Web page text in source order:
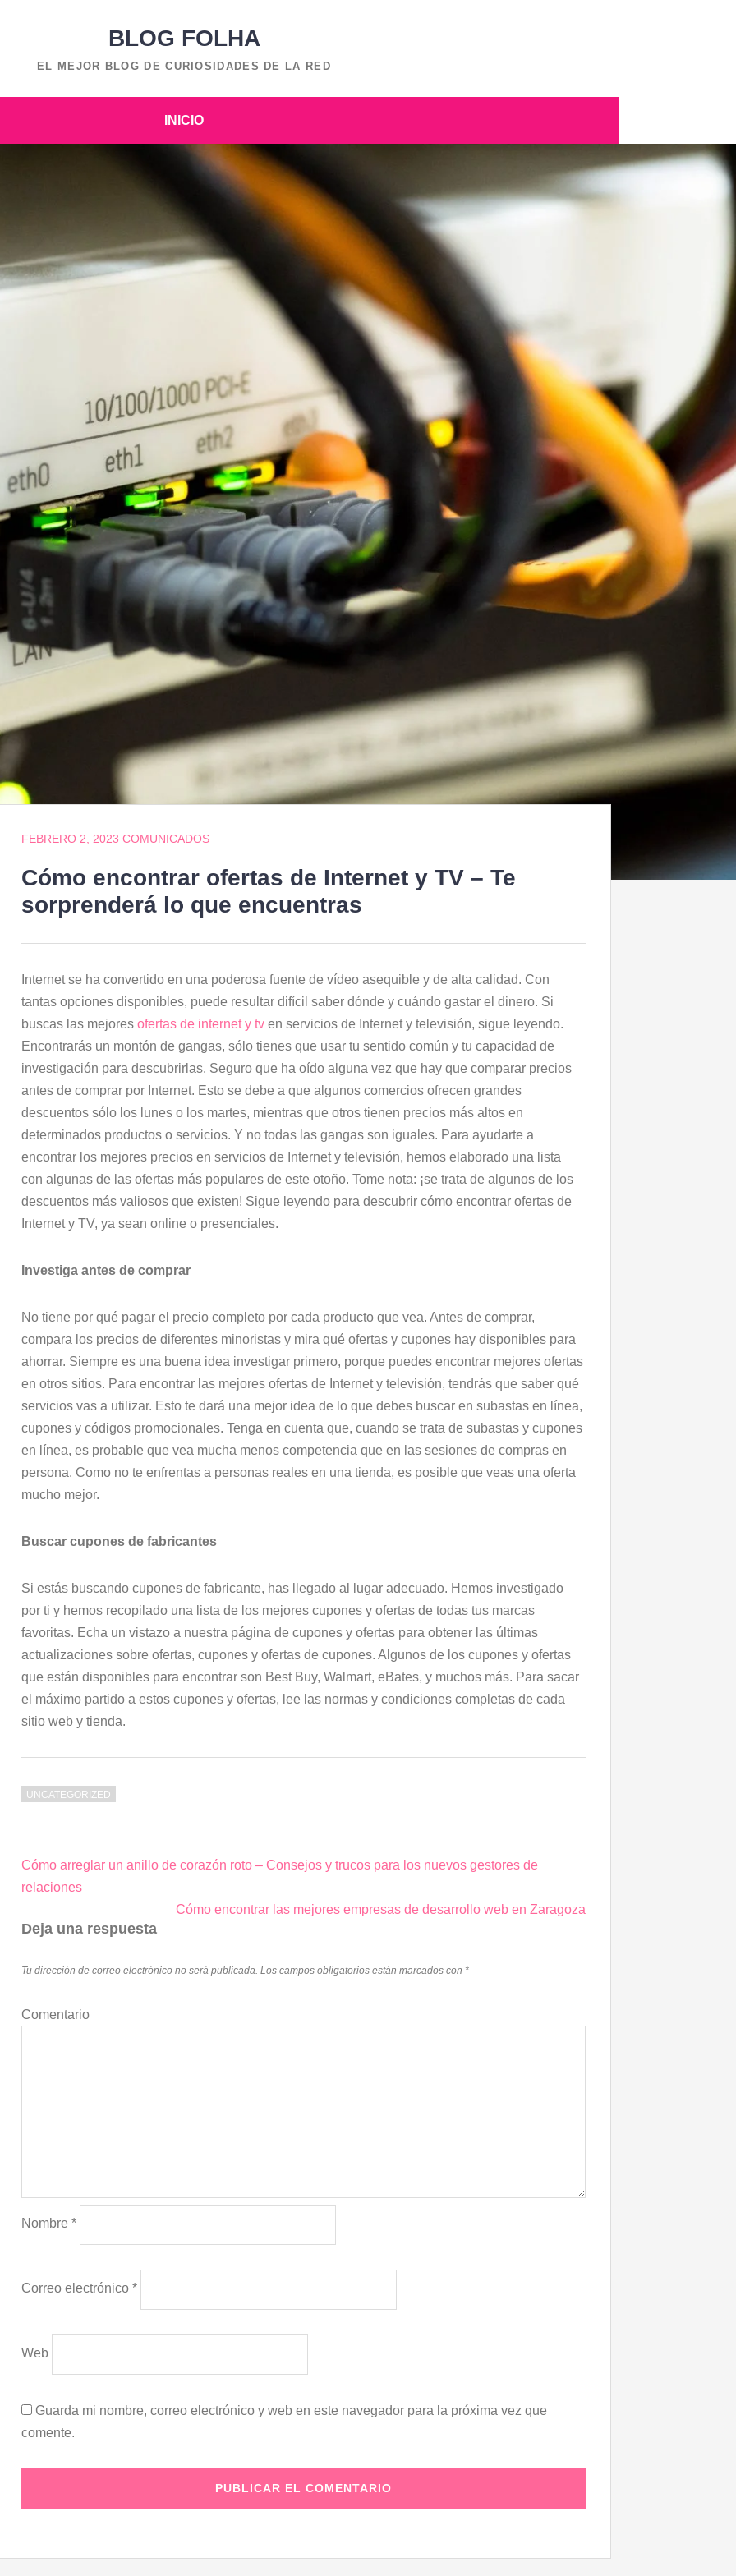
BLOG FOLHA
EL MEJOR BLOG DE CURIOSIDADES DE LA RED
INICIO
FEBRERO 2, 2023 COMUNICADOS
Cómo encontrar ofertas de Internet y TV – Te
sorprenderá lo que encuentras
Internet se ha convertido en una poderosa fuente de vídeo asequible y de alta calidad. Con
tantas opciones disponibles, puede resultar difícil saber dónde y cuándo gastar el dinero. Si
buscas las mejoresofertas de internet y tv en servicios de Internet y televisión, sigue leyendo.
Encontrarás un montón de gangas, sólo tienes que usar tu sentido común y tu capacidad de
investigación para descubrirlas. Seguro que ha oído alguna vez que hay que comparar precios
antes de comprar por Internet. Esto se debe a que algunos comercios ofrecen grandes
descuentos sólo los lunes o los martes, mientras que otros tienen precios más altos en
determinados productos o servicios. Y no todas las gangas son iguales. Para ayudarte a
encontrar los mejores precios en servicios de Internet y televisión, hemos elaborado una lista
con algunas de las ofertas más populares de este otoño. Tome nota: ¡se trata de algunos de los
descuentos más valiosos que existen! Sigue leyendo para descubrir cómo encontrar ofertas de
Internet y TV, ya sean online o presenciales.
Investiga antes de comprar
No tiene por qué pagar el precio completo por cada producto que vea. Antes de comprar,
compara los precios de diferentes minoristas y mira qué ofertas y cupones hay disponibles para
ahorrar. Siempre es una buena idea investigar primero, porque puedes encontrar mejores ofertas
en otros sitios. Para encontrar las mejores ofertas de Internet y televisión, tendrás que saber qué
servicios vas a utilizar. Esto te dará una mejor idea de lo que debes buscar en subastas en línea,
cupones y códigos promocionales. Tenga en cuenta que, cuando se trata de subastas y cupones
en línea, es probable que vea mucha menos competencia que en las sesiones de compras en
persona. Como no te enfrentas a personas reales en una tienda, es posible que veas una oferta
mucho mejor.
Buscar cupones de fabricantes
Si estás buscando cupones de fabricante, has llegado al lugar adecuado. Hemos investigado
por ti y hemos recopilado una lista de los mejores cupones y ofertas de todas tus marcas
favoritas. Echa un vistazo a nuestra página de cupones y ofertas para obtener las últimas
actualizaciones sobre ofertas, cupones y ofertas de cupones. Algunos de los cupones y ofertas
que están disponibles para encontrar son Best Buy, Walmart, eBates, y muchos más. Para sacar
el máximo partido a estos cupones y ofertas, lee las normas y condiciones completas de cada
sitio web y tienda.
UNCATEGORIZED
Navegación
entradas
Cómo arreglar un anillo de corazón roto – Consejos y trucos para los nuevos gestores de
relaciones
Cómo encontrar las mejores empresas de desarrollo web en Zaragoza
Deja una respuesta
Tu dirección de correo electrónico no será publicada. Los campos obligatorios están marcados con *
Comentario
Nombre*
Correo electrónico*
Web
Guarda mi nombre, correo electrónico y web en este navegador para la próxima vez que
comente.